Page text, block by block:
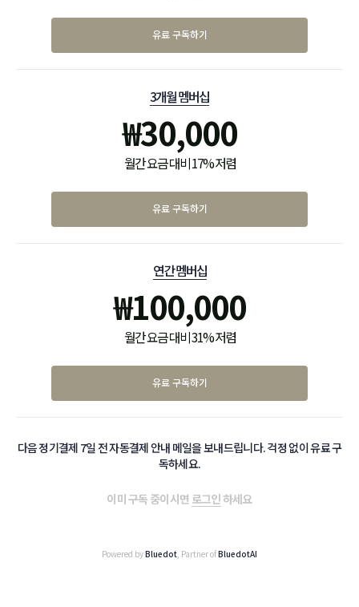
유료 구독하기
3개월 멤버십
₩30,000
월간 요금 대비 17% 저렴
유료 구독하기
연간 멤버십
₩100,000
월간 요금 대비 31% 저렴
유료 구독하기
다음 정기결제 7일 전 자동결제 안내 메일을 보내드립니다. 걱정 없이 유료 구
독하세요.
이미 구독 중이시면 로그인하세요
Powered byBluedot, Partner ofBluedotAI